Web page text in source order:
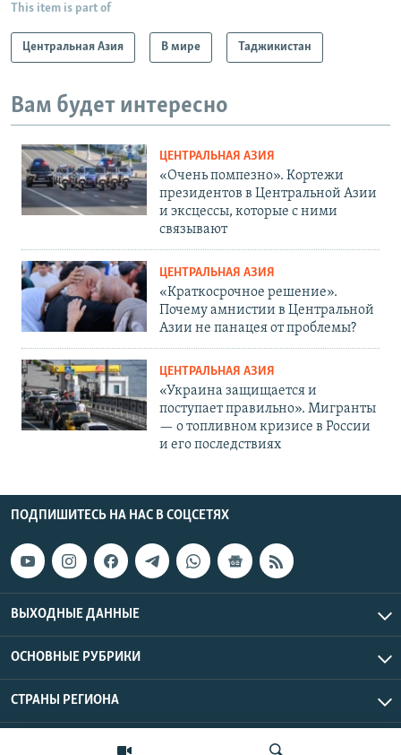
This item is part of
Центральная Азия В мире Таджикистан
Вам будет интересно
ЦЕНТРАЛЬНАЯ АЗИЯ
«Очень помпезно». Кортежи
президентов в Центральной Азии
и эксцессы, которые с ними
связывают
ЦЕНТРАЛЬНАЯ АЗИЯ
«Краткосрочное решение».
Почему амнистии в Центральной
Азии не панацея от проблемы?
ЦЕНТРАЛЬНАЯ АЗИЯ
«Украина защищается и
поступает правильно». Мигранты
— о топливном кризисе в России
и его последствиях
ПОДПИШИТЕСЬ НА НАС В СОЦСЕТЯХ
ВЫХОДНЫЕ ДАННЫЕ
ОСНОВНЫЕ РУБРИКИ
СТРАНЫ РЕГИОНА
Азаттык Азия © 2026 RFE/RL, Inc. | Все права защищены.